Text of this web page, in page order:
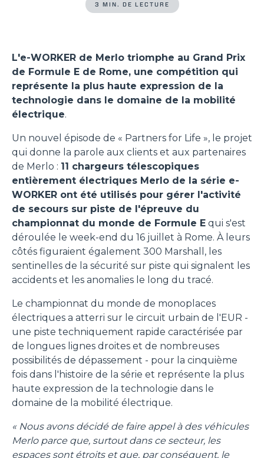
3 MIN. DE LECTURE
L'e-WORKER de Merlo triomphe au Grand Prix
de Formule E de Rome, une compétition qui
représente la plus haute expression de la
technologie dans le domaine de la mobilité
électrique.
Un nouvel épisode de « Partners for Life », le projet
qui donne la parole aux clients et aux partenaires
de Merlo : 11 chargeurs télescopiques
entièrement électriques Merlo de la série e-
WORKER ont été utilisés pour gérer l'activité
de secours sur piste de l'épreuve du
championnat du monde de Formule E qui s'est
déroulée le week-end du 16 juillet à Rome. À leurs
côtés figuraient également 300 Marshall, les
sentinelles de la sécurité sur piste qui signalent les
accidents et les anomalies le long du tracé.
Le championnat du monde de monoplaces
électriques a atterri sur le circuit urbain de l'EUR -
une piste techniquement rapide caractérisée par
de longues lignes droites et de nombreuses
possibilités de dépassement - pour la cinquième
fois dans l'histoire de la série et représente la plus
haute expression de la technologie dans le
domaine de la mobilité électrique.
« Nous avons décidé de faire appel à des véhicules
Merlo parce que, surtout dans ce secteur, les
espaces sont étroits et que, par conséquent, le